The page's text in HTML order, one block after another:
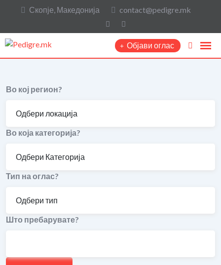
Скопје, Македонија contact@pedigre.mk
Објави оглас
Во кој регион?
Во која категорија?
Тип на оглас?
Што пребарувате?